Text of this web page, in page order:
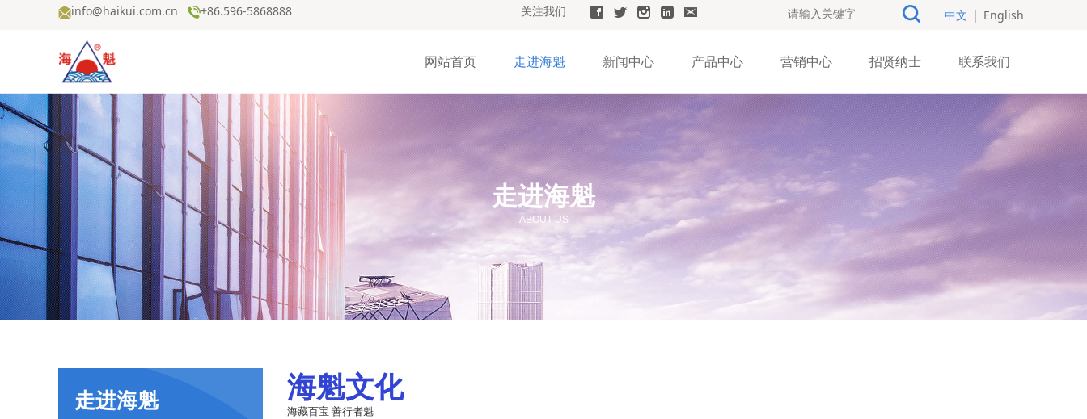
info@haikui.com.cn +86.596-5868888 关注我们 中文 | English
网站首页 走进海魁 新闻中心 产品中心 营销中心 招贤纳士 联系我们
走进海魁
ABOUT US
走进海魁 海魁文化
海藏百宝 善行者魁